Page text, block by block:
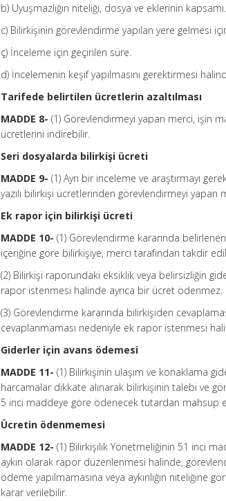
b) Uyuşmazlığın niteliği, dosya ve eklerinin kapsamı.
c) Bilirkişinin görevlendirme yapılan yere gelmesi
ç) İnceleme için geçirilen süre.
d) İncelemenin keşif yapılmasını gerektirmesi
Tarifede belirtilen ücretlerin azaltılması
MADDE 8-(1) Görevlendirmeyi yapan merci, işin
ücretlerini indirebilir.
Seri dosyalarda bilirkişi ücreti
MADDE 9-(1) Ayrı bir inceleme ve araştırmayı
yazılı bilirkişi ücretlerinden görevlendirmeyi yapan
Ek rapor için bilirkişi ücreti
MADDE 10-(1) Görevlendirme kararında
içeriğine göre bilirkişiye, merci tarafından takdir
(2) Bilirkişi raporundaki eksiklik veya belirsizliğin
rapor istenmesi halinde ayrıca bir ücret ödenmez.
(3) Görevlendirme kararında bilirkişiden
cevaplanmaması nedeniyle ek rapor istenmesi
Giderler için avans ödemesi
MADDE 11-(1) Bilirkişinin ulaşım ve konaklama
harcamalar dikkate alınarak bilirkişinin talebi ve
5 inci maddeye göre ödenecek tutardan mahsup
Ücretin ödenmemesi
MADDE 12-(1) Bilirkişilik Yönetmeliğinin 51 inci
aykırı olarak rapor düzenlenmesi halinde,
ödeme yapılmamasına veya aykırılığın niteliğine
karar verilebilir.